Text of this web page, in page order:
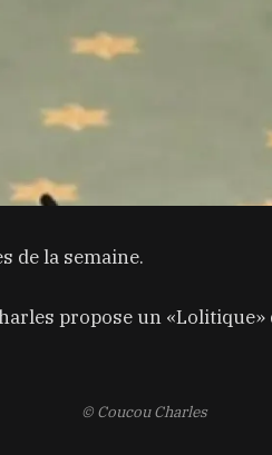
de la semaine.
propose un «Lolitique»
© Coucou Charles